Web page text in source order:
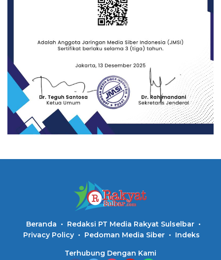
Beranda
Redaksi PT Media Rakyat Sulselbar
Privacy Policy
Pedoman Media Siber Indeks
Terhubung Dengan Kami